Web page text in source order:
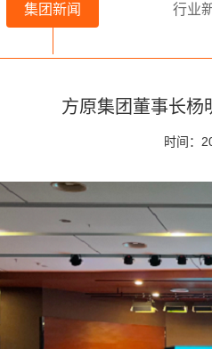
集团新闻 行业
方原集团董事长杨
时间：